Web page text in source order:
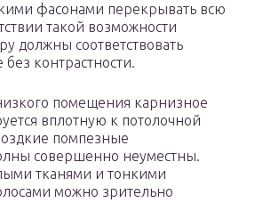
фасонами перекрывать всю
такой возможности
должны соответствовать
контрастности.
помещения карнизное
вплотную к потолочной
помпезные
совершенно неуместны.
тканями и тонкими
можно зрительно